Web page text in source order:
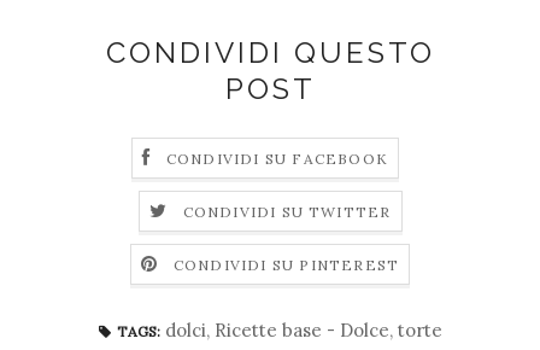
CONDIVIDI QUESTO
POST
CONDIVIDI SU FACEBOOK
CONDIVIDI SU TWITTER
CONDIVIDI SU PINTEREST
TAGS: dolci, Ricette base - Dolce, torte